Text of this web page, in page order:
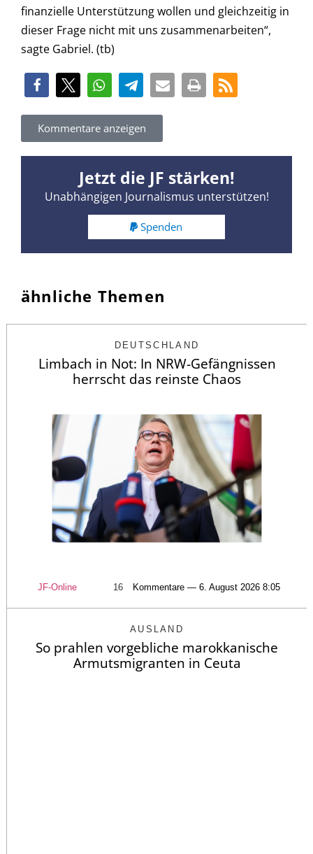
finanzielle Unterstützung wollen und gleichzeitig in
dieser Frage nicht mit uns zusammenarbeiten“,
sagte Gabriel. (tb)
Kommentare anzeigen
Jetzt die JF stärken!
Unabhängigen Journalismus unterstützen!
Spenden
ähnliche Themen
DEUTSCHLAND
Limbach in Not: In NRW-Gefängnissen
herrscht das reinste Chaos
JF-Online 16 Kommentare — 6. August 2026 8:05
AUSLAND
So prahlen vorgebliche marokkanische
Armutsmigranten in Ceuta